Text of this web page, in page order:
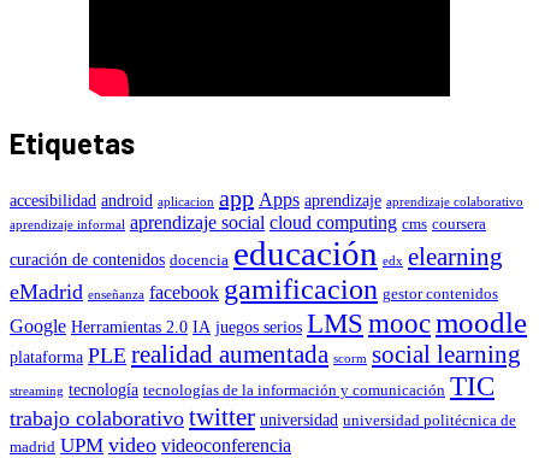
Etiquetas
accesibilidad android aplicacion app Apps aprendizaje aprendizaje colaborativo
aprendizaje informal aprendizaje social cloud computing cms coursera
curación de contenidos docencia educación edx elearning
eMadrid enseñanza facebook gamificacion gestor contenidos
Google Herramientas 2.0 IA juegos serios LMS moocmoodle
plataforma PLE realidad aumentada scorm social learning
streaming tecnología tecnologías de la información y comunicación TIC
trabajo colaborativo twitter universidad universidad politécnica de
madrid UPM video videoconferencia